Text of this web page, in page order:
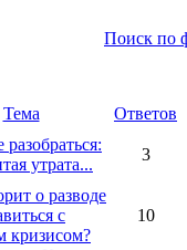
Поиск по
Тема Ответов
утрата...
3
о разводе
с
кризисом?
10